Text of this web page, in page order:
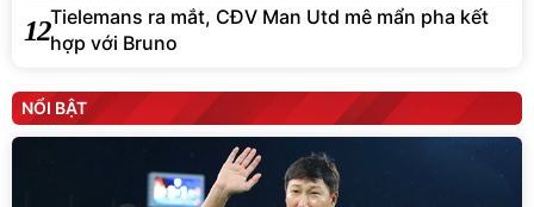
12Tielemans ra mắt, CĐV Man Utd mê mẩn pha kết
hợp với Bruno
NỔI BẬT